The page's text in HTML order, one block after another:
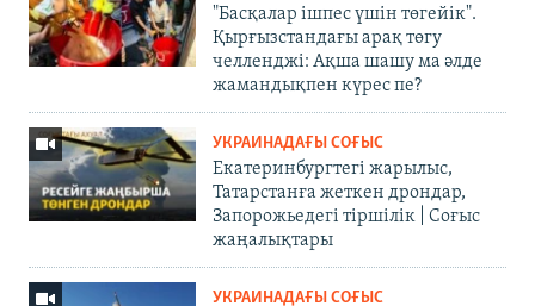
"Басқалар ішпес үшін төгейік".
Қырғызстандағы арақ төгу
челленджі: Ақша шашу ма әлде
жамандықпен күрес пе?
УКРАИНАДАҒЫ СОҒЫС
Екатеринбургтегі жарылыс,
Татарстанға жеткен дрондар,
Запорожьедегі тіршілік | Cоғыс
жаңалықтары
УКРАИНАДАҒЫ СОҒЫС